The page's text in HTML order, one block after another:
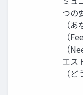
つの
（
（
（
エス
（